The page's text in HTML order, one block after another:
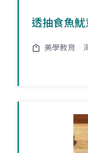
透抽食魚魷
美學教育